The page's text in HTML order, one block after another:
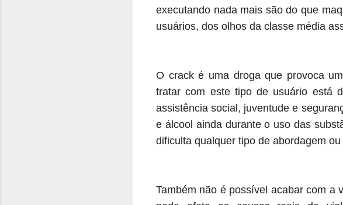
executando nada mais são do que
usuários, dos olhos da classe média
O crack é uma droga que provoca
tratar com este tipo de usuário está
assistência social, juventude e
e álcool ainda durante o uso das
dificulta qualquer tipo de abordagem
Também não é possível acabar com a